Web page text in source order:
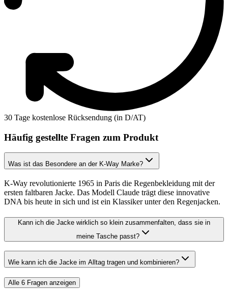
30 Tage kostenlose Rücksendung (in D/AT)
Häufig gestellte Fragen zum Produkt
Was ist das Besondere an der K-Way Marke?
K-Way revolutionierte 1965 in Paris die Regenbekleidung mit der
ersten faltbaren Jacke. Das Modell Claude trägt diese innovative
DNA bis heute in sich und ist ein Klassiker unter den Regenjacken.
Kann ich die Jacke wirklich so klein zusammenfalten, dass sie in
meine Tasche passt?
Wie kann ich die Jacke im Alltag tragen und kombinieren?
Alle 6 Fragen anzeigen